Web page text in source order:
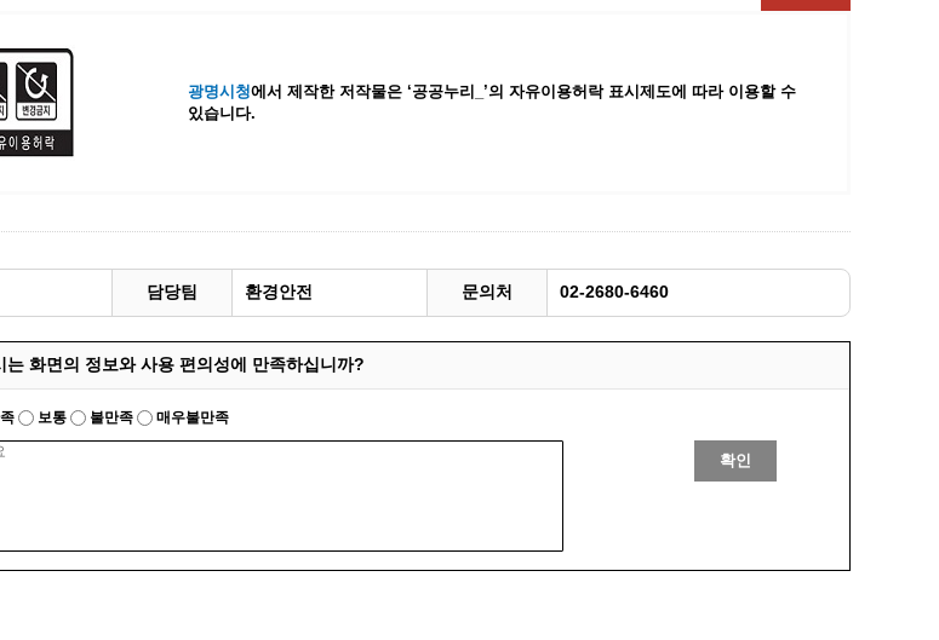
고
제도
시민참여방
행정규제 개혁
적극행정
광명시민대상
시민건의
고향사랑기부제
공유농업
정장대여신청
광명시청에서 제작한 저작물은 ‘공공누리_’의 자유이용허락 표시제도에 따라 이용할 수
있습니다.
담당팀 환경안전 문의처 02-2680-6460
는 화면의 정보와 사용 편의성에 만족하십니까?
보통 불만족 매우불만족
확인